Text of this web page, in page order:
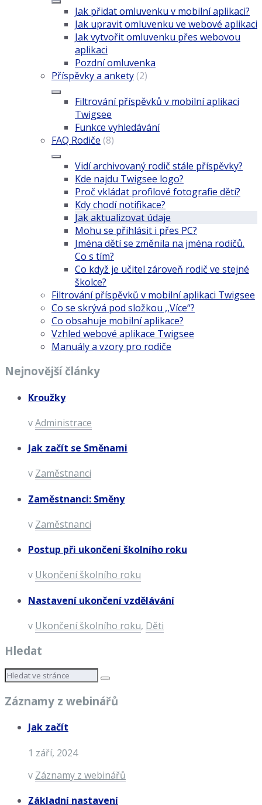
Jak přidat omluvenku v mobilní aplikaci?
Jak upravit omluvenku ve webové aplikaci
Jak vytvořit omluvenku přes webovou
aplikaci
Pozdní omluvenka
Příspěvky a ankety (2)
Filtrování příspěvků v mobilní aplikaci
Twigsee
Funkce vyhledávání
FAQ Rodiče (8)
Vidí archivovaný rodič stále příspěvky?
Kde najdu Twigsee logo?
Proč vkládat profilové fotografie dětí?
Kdy chodí notifikace?
Jak aktualizovat údaje
Mohu se přihlásit i přes PC?
Jména dětí se změnila na jména rodičů.
Co s tím?
Co když je učitel zároveň rodič ve stejné
školce?
Filtrování příspěvků v mobilní aplikaci Twigsee
Co se skrývá pod složkou ,,Více“?
Co obsahuje mobilní aplikace?
Vzhled webové aplikace Twigsee
Manuály a vzory pro rodiče
Nejnovější články
Kroužky
vAdministrace
Jak začít se Směnami
v Zaměstnanci
Zaměstnanci: Směny
v Zaměstnanci
Postup při ukončení školního roku
v Ukončení školního roku
Nastavení ukončení vzdělávání
v Ukončení školního roku, Děti
Hledat
Záznamy z webinářů
Jak začít
1 září, 2024
v Záznamy z webinářů
Základní nastavení